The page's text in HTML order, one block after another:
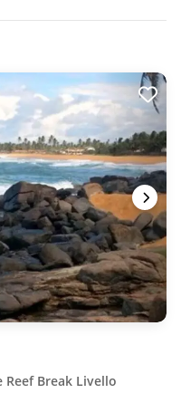
Break Livello